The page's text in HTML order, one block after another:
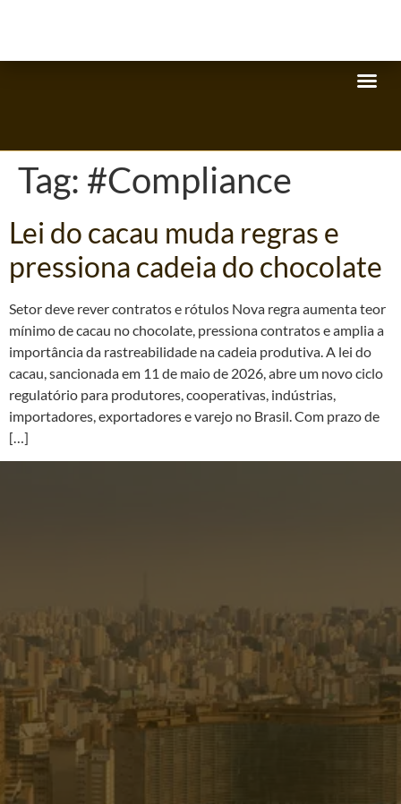
Tag: #Compliance
Lei do cacau muda regras e
pressiona cadeia do chocolate
Setor deve rever contratos e rótulos Nova regra aumenta teor
mínimo de cacau no chocolate, pressiona contratos e amplia a
importância da rastreabilidade na cadeia produtiva. A lei do
cacau, sancionada em 11 de maio de 2026, abre um novo ciclo
regulatório para produtores, cooperativas, indústrias,
importadores, exportadores e varejo no Brasil. Com prazo de
[…]